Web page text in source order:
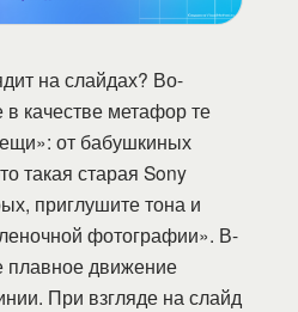
на слайдах? Во-
в качестве метафор те
от бабушкиных
такая старая Sony
приглушите тона и
фотографии». В-
плавное движение
При взгляде на слайд